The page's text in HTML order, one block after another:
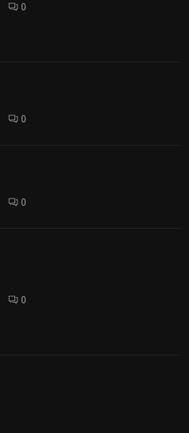
0
0
0
0